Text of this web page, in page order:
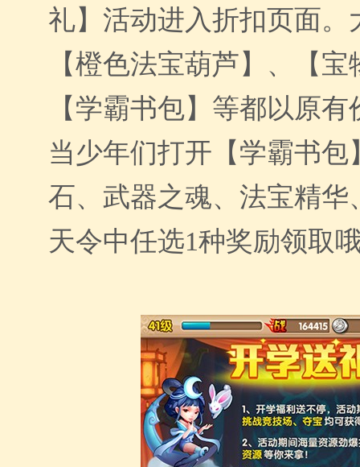
礼】活动进入折扣页面。
【橙色法宝葫芦】、【
【学霸书包】等都以原有
当少年们打开【学霸书包
石、武器之魂、法宝精华
天令中任选1种奖励领取